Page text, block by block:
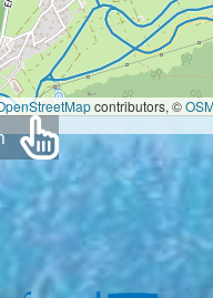
contributors, ©